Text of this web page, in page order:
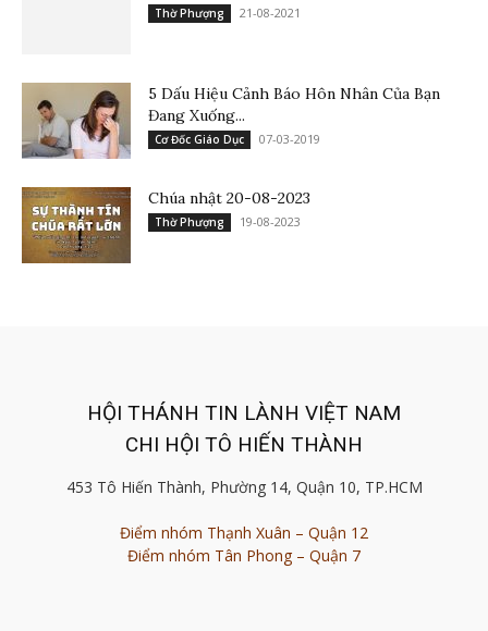
Thờ Phượng 21-08-2021
5 Dấu Hiệu Cảnh Báo Hôn Nhân Của Bạn
Đang Xuống...
Cơ Đốc Giáo Dục 07-03-2019
Chúa nhật 20-08-2023
Thờ Phượng 19-08-2023
HỘI THÁNH TIN LÀNH VIỆT NAM
CHI HỘI TÔ HIẾN THÀNH
453 Tô Hiến Thành, Phường 14, Quận 10, TP.HCM
Điểm nhóm Thạnh Xuân – Quận 12
Điểm nhóm Tân Phong – Quận 7